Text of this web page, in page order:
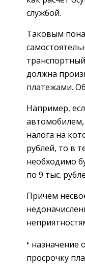
службой.
Таковым
должна
платежами.
Например,
налога на
рублей, то в
необходимо
по 9 тыс.
Причем
назначение
просрочку